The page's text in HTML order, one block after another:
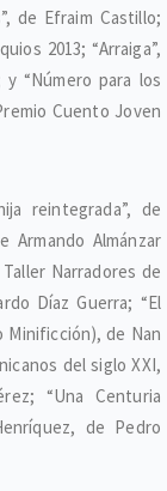
de Efraim Castillo;
2013; “Arraiga”,
y “Número para los
Cuento Joven
reintegrada”, de
Armando Almánzar
Narradores de
Díaz Guerra; “El
Minificción), de Nan
del siglo XXI,
“Una Centuria
de Pedro